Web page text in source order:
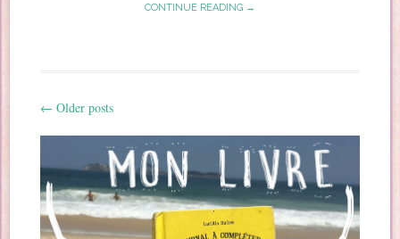
CONTINUE READING →
Post navigation
← Older posts